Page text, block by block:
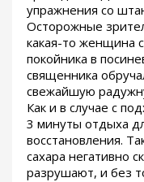
упражнения со
Осторожные
какая-то женщина
покойника в
священника
свежайшую
Как и в случае с
3 минуты отдыха
восстановления.
сахара негативно
разрушают, и без